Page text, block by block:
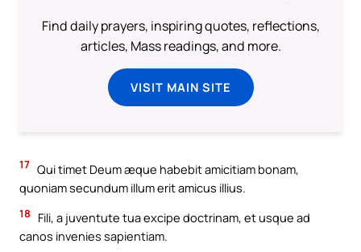
Find daily prayers, inspiring quotes, reflections,
articles, Mass readings, and more.
VISIT MAIN SITE
17 Qui timet Deum æque habebit amicitiam bonam,
quoniam secundum illum erit amicus illius.
18
Fili, a juventute tua excipe doctrinam, et usque ad
canos invenies sapientiam.